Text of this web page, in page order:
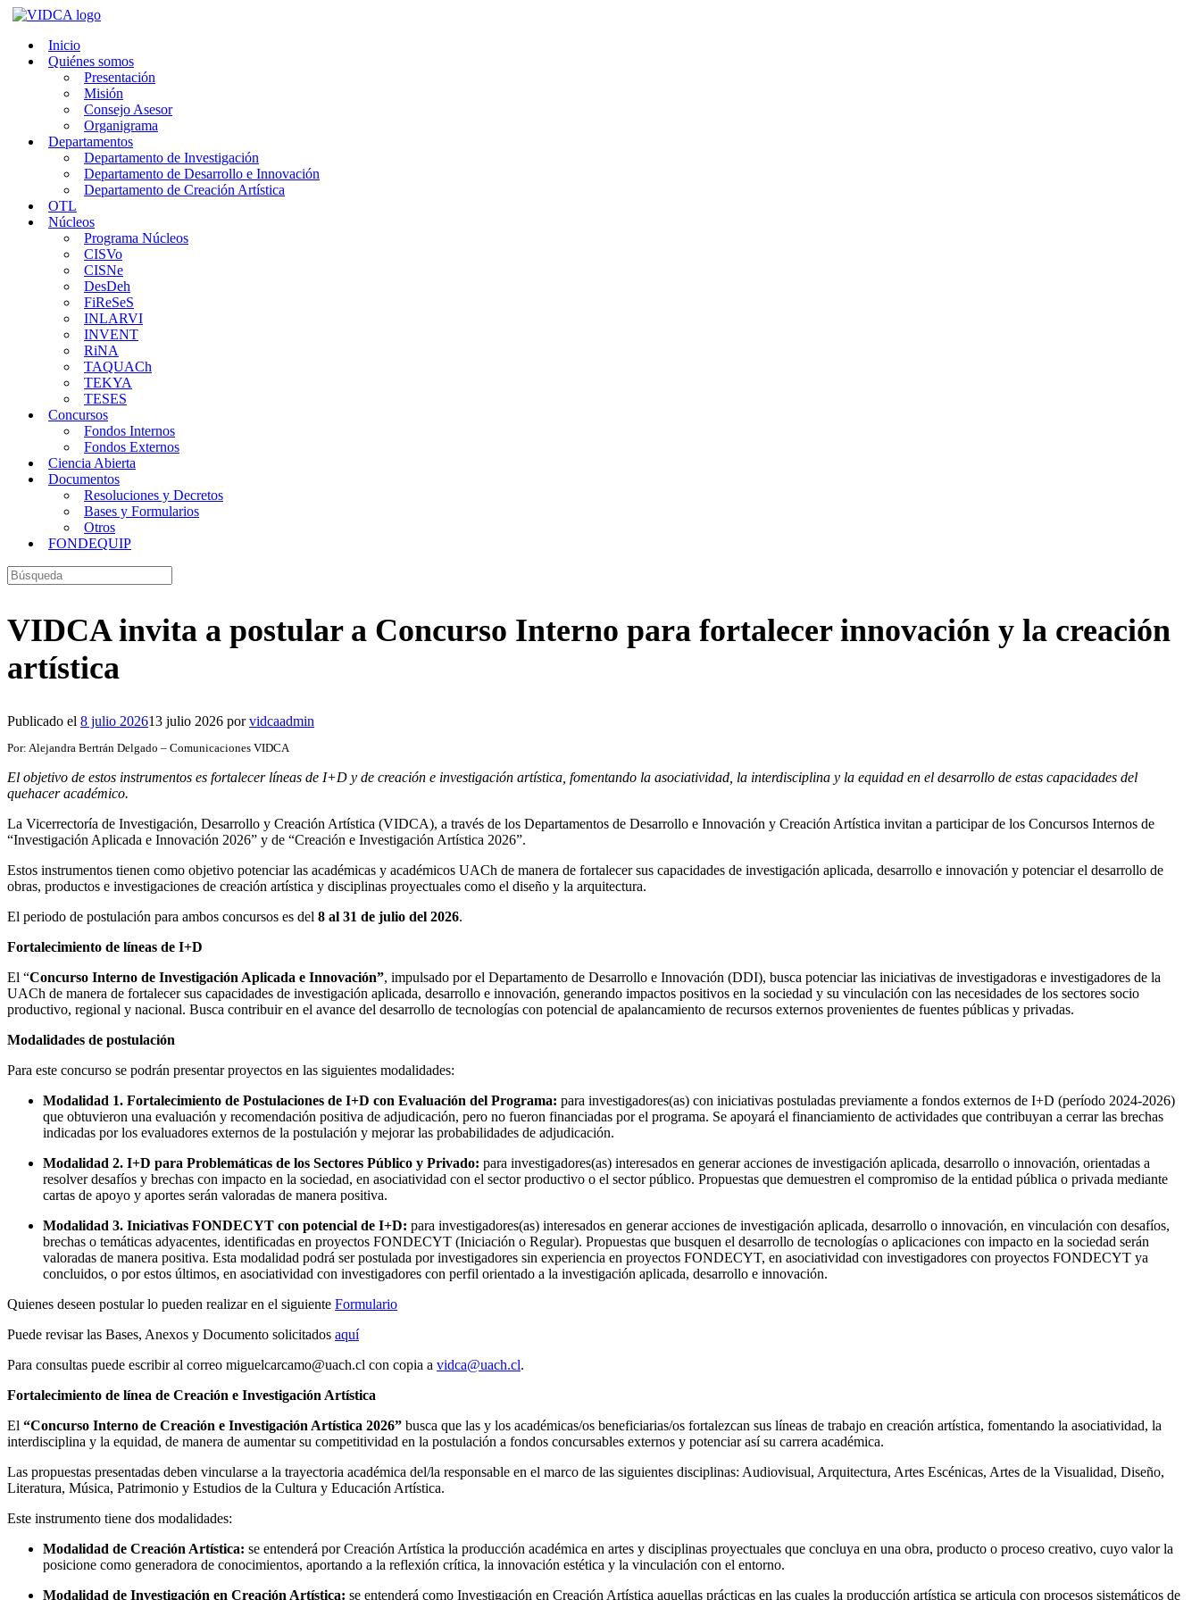
Saltar
contenidoInicio
Quiénes somos
Presentación
Misión
Consejo Asesor
Organigrama
Departamentos
Departamento de Investigación
Departamento de Desarrollo e Innovación
Departamento de Creación Artística
OTL
Núcleos
Programa Núcleos
CISVo
CISNe
DesDeh
FiReSeS
INLARVI
INVENT
RiNA
TAQUACh
TEKYA
TESES
Concursos
Fondos Internos
Fondos Externos
Ciencia Abierta
Documentos
Resoluciones y Decretos
Bases y Formularios
Otros
FONDEQUIP
Buscar:
VIDCA invita a postular a Concurso Interno para fortalecer innovación y la creación
artística
Publicado el 8 julio 202613 julio 2026 porvidcaadmin
Por: Alejandra Bertrán Delgado – Comunicaciones VIDCA
El objetivo de estos instrumentos es fortalecer líneas de I+D y de creación e investigación artística, fomentando la asociatividad, la interdisciplina y la equidad en el desarrollo de estas capacidades del
quehacer académico.
La Vicerrectoría de Investigación, Desarrollo y Creación Artística (VIDCA), a través de los Departamentos de Desarrollo e Innovación y Creación Artística invitan a participar de los Concursos Internos de
“Investigación Aplicada e Innovación 2026” y de “Creación e Investigación Artística 2026”.
Estos instrumentos tienen como objetivo potenciar las académicas y académicos UACh de manera de fortalecer sus capacidades de investigación aplicada, desarrollo e innovación y potenciar el desarrollo de
obras, productos e investigaciones de creación artística y disciplinas proyectuales como el diseño y la arquitectura.
El periodo de postulación para ambos concursos es del 8 al 31 de julio del 2026.
Fortalecimiento de líneas de I+D
El “Concurso Interno de Investigación Aplicada e Innovación”, impulsado por el Departamento de Desarrollo e Innovación (DDI), busca potenciar las iniciativas de investigadoras e investigadores de la
UACh de manera de fortalecer sus capacidades de investigación aplicada, desarrollo e innovación, generando impactos positivos en la sociedad y su vinculación con las necesidades de los sectores socio
productivo, regional y nacional. Busca contribuir en el avance del desarrollo de tecnologías con potencial de apalancamiento de recursos externos provenientes de fuentes públicas y privadas.
Modalidades de postulación
Para este concurso se podrán presentar proyectos en las siguientes modalidades:
Modalidad 1. Fortalecimiento de Postulaciones de I+D con Evaluación del Programa: para investigadores(as) con iniciativas postuladas previamente a fondos externos de I+D (período 2024-2026)
que obtuvieron una evaluación y recomendación positiva de adjudicación, pero no fueron financiadas por el programa. Se apoyará el financiamiento de actividades que contribuyan a cerrar las brechas
indicadas por los evaluadores externos de la postulación y mejorar las probabilidades de adjudicación.
Modalidad 2. I+D para Problemáticas de los Sectores Público y Privado: para investigadores(as) interesados en generar acciones de investigación aplicada, desarrollo o innovación, orientadas a
resolver desafíos y brechas con impacto en la sociedad, en asociatividad con el sector productivo o el sector público. Propuestas que demuestren el compromiso de la entidad pública o privada mediante
cartas de apoyo y aportes serán valoradas de manera positiva.
Modalidad 3. Iniciativas FONDECYT con potencial de I+D: para investigadores(as) interesados en generar acciones de investigación aplicada, desarrollo o innovación, en vinculación con desafíos,
brechas o temáticas adyacentes, identificadas en proyectos FONDECYT (Iniciación o Regular). Propuestas que busquen el desarrollo de tecnologías o aplicaciones con impacto en la sociedad serán
valoradas de manera positiva. Esta modalidad podrá ser postulada por investigadores sin experiencia en proyectos FONDECYT, en asociatividad con investigadores con proyectos FONDECYT ya
concluidos, o por estos últimos, en asociatividad con investigadores con perfil orientado a la investigación aplicada, desarrollo e innovación.
Quienes deseen postular lo pueden realizar en el siguiente Formulario
Puede revisar las Bases, Anexos y Documento solicitados aquí
Para consultas puede escribir al correo miguelcarcamo@uach.cl con copia a vidca@uach.cl.
Fortalecimiento de línea de Creación e Investigación Artística
El “Concurso Interno de Creación e Investigación Artística 2026” busca que las y los académicas/os beneficiarias/os fortalezcan sus líneas de trabajo en creación artística, fomentando la asociatividad, la
interdisciplina y la equidad, de manera de aumentar su competitividad en la postulación a fondos concursables externos y potenciar así su carrera académica.
Las propuestas presentadas deben vincularse a la trayectoria académica del/la responsable en el marco de las siguientes disciplinas: Audiovisual, Arquitectura, Artes Escénicas, Artes de la Visualidad, Diseño,
Literatura, Música, Patrimonio y Estudios de la Cultura y Educación Artística.
Este instrumento tiene dos modalidades:
Modalidad de Creación Artística: se entenderá por Creación Artística la producción académica en artes y disciplinas proyectuales que concluya en una obra, producto o proceso creativo, cuyo valor la
posicione como generadora de conocimientos, aportando a la reflexión crítica, la innovación estética y la vinculación con el entorno.
Modalidad de Investigación en Creación Artística: se entenderá como Investigación en Creación Artística aquellas prácticas en las cuales la producción artística se articula con procesos sistemáticos de